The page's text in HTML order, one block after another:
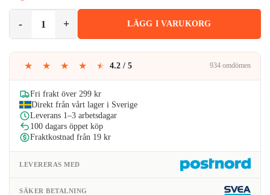
59kr.49kr.
LÄGG I VARUKORG
★ ★ ★ ★ ★ 4.2 / 5 934 omdömen
Fri frakt över 299 kr
Direkt från vårt lager i Sverige
Leverans 1–3 arbetsdagar
100 dagars öppet köp
Fraktkostnad från 19 kr
LEVERERAS MED
SÄKER BETALNING